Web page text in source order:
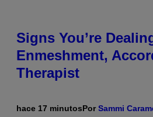
Signs You’re
Enmeshment,
Therapist
hace 17 minutosPorSammi